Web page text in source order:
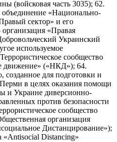
(войсковая часть 3035); 62.
«Национально-
сектор» и его
«Правая
Украинский
используемое
сообщество
движение» («НКД»); 64.
созданное для подготовки и
в целях оказания помощи
и Украине диверсионно-
против безопасности
сообщество
организация
Дистанцирование»);
Distancing»